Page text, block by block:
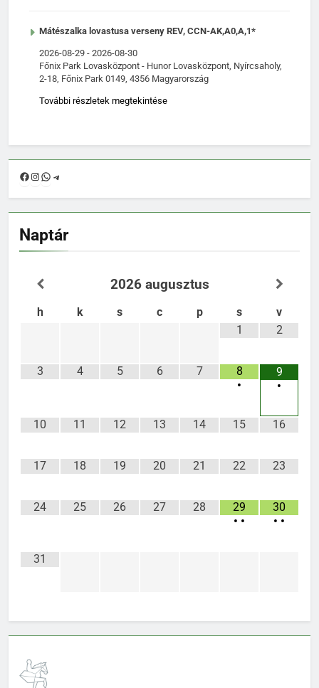
Mátészalka lovastusa verseny REV, CCN-AK,A0,A,1*
2026-08-29 - 2026-08-30
Főnix Park Lovasközpont - Hunor Lovasközpont, Nyírcsaholy,
2-18, Főnix Park 0149, 4356 Magyarország
További részletek megtekintése
Facebook
Instagram
WhatsApp
Naptár
2026 augusztus
h k s c p s
v
1
2
3 4 5 6 7
8
•
9
•
10 11 12 13 14 15 16
17 18 19 20 21 22 23
24 25 26 27 28
29
• •
30
• •
31